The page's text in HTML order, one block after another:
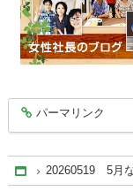
entry10469
パーマリンク
Home
20260519 5月